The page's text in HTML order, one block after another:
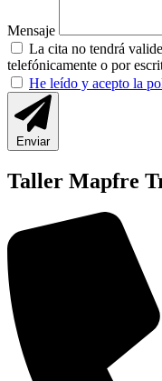
Mensaje
La cita no tendrá
telefónicamente o por
He leído y acepto la
Enviar
Taller Mapfre